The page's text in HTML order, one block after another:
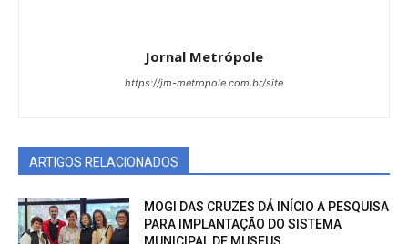
Jornal Metrópole
https://jm-metropole.com.br/site
ARTIGOS RELACIONADOS
MOGI DAS CRUZES DÁ INÍCIO A PESQUISA
PARA IMPLANTAÇÃO DO SISTEMA
MUNICIPAL DE MUSEUS